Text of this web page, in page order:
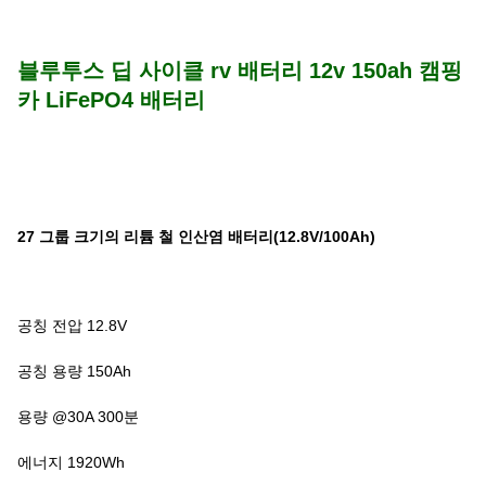
블루투스 딥 사이클 rv 배터리 12v 150ah 캠핑
카 LiFePO4 배터리
27 그룹 크기의 리튬 철 인산염 배터리(12.8V/100Ah)
공칭 전압 12.8V
공칭 용량 150Ah
용량 @30A 300분
에너지 1920Wh